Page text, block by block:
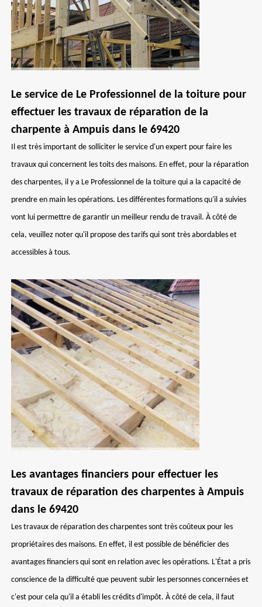
Le service de Le Professionnel de la toiture pour
effectuer les travaux de réparation de la
charpente à Ampuis dans le 69420
Il est très important de solliciter le service d'un expert pour faire les
travaux qui concernent les toits des maisons. En effet, pour la réparation
des charpentes, il y a Le Professionnel de la toiture qui a la capacité de
prendre en main les opérations. Les différentes formations qu'il a suivies
vont lui permettre de garantir un meilleur rendu de travail. À côté de
cela, veuillez noter qu'il propose des tarifs qui sont très abordables et
accessibles à tous.
Les avantages financiers pour effectuer les
travaux de réparation des charpentes à Ampuis
dans le 69420
Les travaux de réparation des charpentes sont très coûteux pour les
propriétaires des maisons. En effet, il est possible de bénéficier des
avantages financiers qui sont en relation avec les opérations. L'État a pris
conscience de la difficulté que peuvent subir les personnes concernées et
c'est pour cela qu'il a établi les crédits d'impôt. À côté de cela, il faut